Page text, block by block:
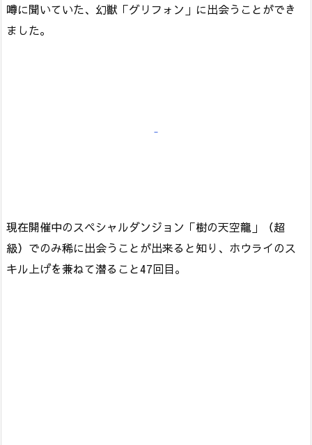
噂に聞いていた、幻獣「グリフォン」に出会うことができ
ました。
現在開催中のスペシャルダンジョン「樹の天空龍」（超
級）でのみ稀に出会うことが出来ると知り、ホウライのス
キル上げを兼ねて潜ること47回目。